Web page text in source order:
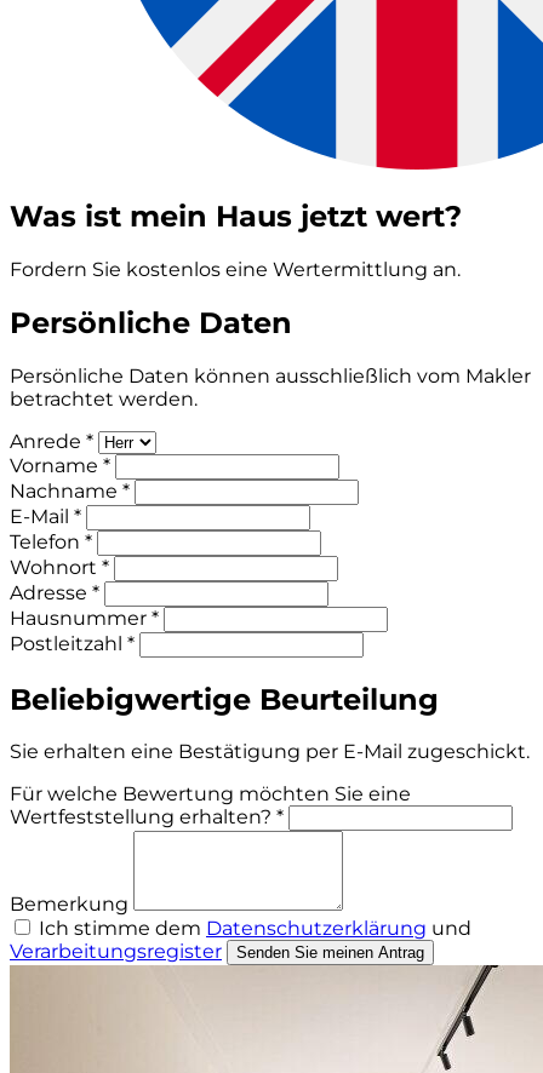
Was ist mein Haus jetzt wert?
Fordern Sie kostenlos eine Wertermittlung an.
Persönliche Daten
Persönliche Daten können ausschließlich vom Makler
betrachtet werden.
Anrede *
Vorname *
Nachname *
E-Mail *
Telefon *
Wohnort *
Adresse *
Hausnummer *
Postleitzahl *
Beliebigwertige Beurteilung
Sie erhalten eine Bestätigung per E-Mail zugeschickt.
Für welche Bewertung möchten Sie eine
Wertfeststellung erhalten? *
Bemerkung
Ich stimme dem Datenschutzerklärung und
Verarbeitungsregister
Senden Sie meinen Antrag